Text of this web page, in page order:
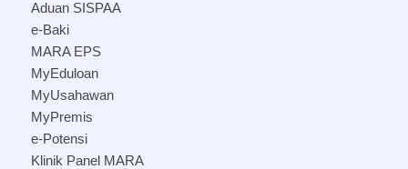
Aduan SISPAA
e-Baki
MARA EPS
MyEduloan
MyUsahawan
MyPremis
e-Potensi
Klinik Panel MARA